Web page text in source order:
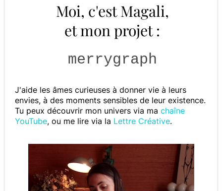
Moi, c'est Magali,
et mon projet :
merrygraph
J'aide les âmes curieuses à donner vie à leurs
envies, à des moments sensibles de leur existence.
Tu peux découvrir mon univers via ma chaîne
YouTube, ou me lire via la Lettre Créative.